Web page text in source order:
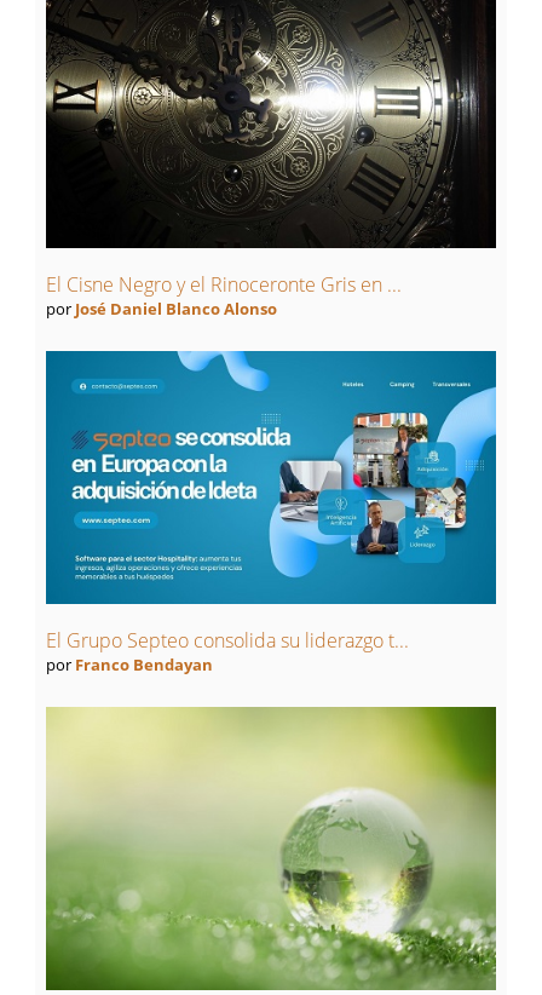
El Cisne Negro y el Rinoceronte Gris en ...
por José Daniel Blanco Alonso
El Grupo Septeo consolida su liderazgo t...
por Franco Bendayan